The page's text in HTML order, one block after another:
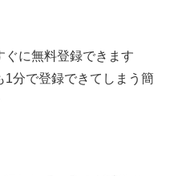
に無料登録できます
1分で登録できてしまう簡